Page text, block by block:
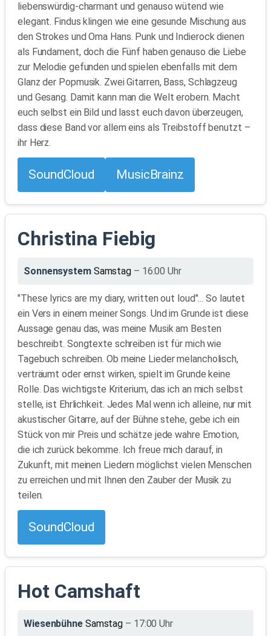
liebenswürdig-charmant und genauso wütend wie
elegant. Findus klingen wie eine gesunde Mischung aus
den Strokes und Oma Hans. Punk und Indierock dienen
als Fundament, doch die Fünf haben genauso die Liebe
zur Melodie gefunden und spielen ebenfalls mit dem
Glanz der Popmusik. Zwei Gitarren, Bass, Schlagzeug
und Gesang. Damit kann man die Welt erobern. Macht
euch selbst ein Bild und lasst euch davon überzeugen,
dass diese Band vor allem eins als Treibstoff benutzt –
ihr Herz.
SoundCloud MusicBrainz
Christina Fiebig
Sonnensystem Samstag – 16:00 Uhr
"These lyrics are my diary, written out loud"... So lautet
ein Vers in einem meiner Songs. Und im Grunde ist diese
Aussage genau das, was meine Musik am Besten
beschreibt. Songtexte schreiben ist für mich wie
Tagebuch schreiben. Ob meine Lieder melancholisch,
verträumt oder ernst wirken, spielt im Grunde keine
Rolle. Das wichtigste Kriterium, das ich an mich selbst
stelle, ist Ehrlichkeit. Jedes Mal wenn ich alleine, nur mit
akustischer Gitarre, auf der Bühne stehe, gebe ich ein
Stück von mir Preis und schätze jede wahre Emotion,
die ich zurück bekomme. Ich freue mich darauf, in
Zukunft, mit meinen Liedern möglichst vielen Menschen
zu erreichen und mit Ihnen den Zauber der Musik zu
teilen.
SoundCloud
Hot Camshaft
Wiesenbühne Samstag – 17:00 Uhr